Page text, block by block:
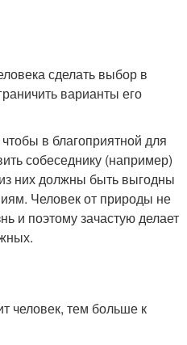
сделать выбор в
варианты его
в благоприятной для
собеседнику (например)
них должны быть выгодны
Человек от природы не
и поэтому зачастую делает
человек, тем больше к